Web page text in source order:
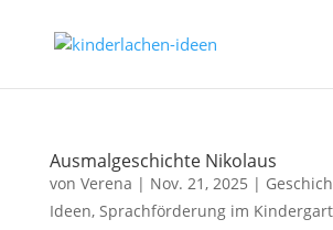
Ausmalgeschichte Nikolaus
von Verena | Nov. 21, 2025 |
Ideen, Sprachförderung im